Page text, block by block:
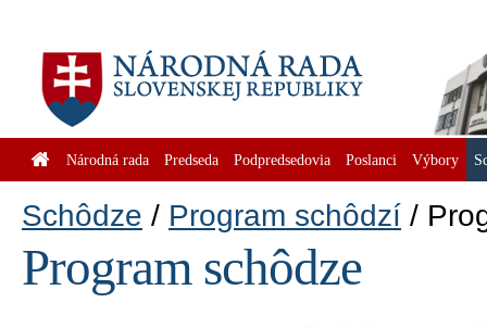
Národná rada Predseda Podpredsedovia Poslanci Výbory
Schôdze Program schôdzí
Program schôdze